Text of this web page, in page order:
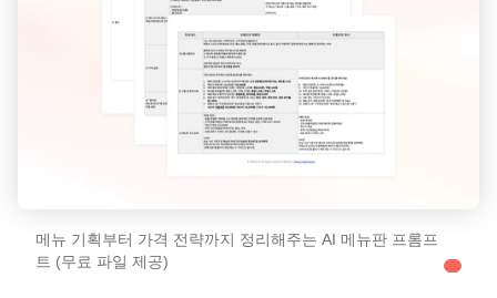
메뉴 기획부터 가격 전략까지 정리해주는 AI 메뉴판 프롬프
트 (무료 파일 제공)